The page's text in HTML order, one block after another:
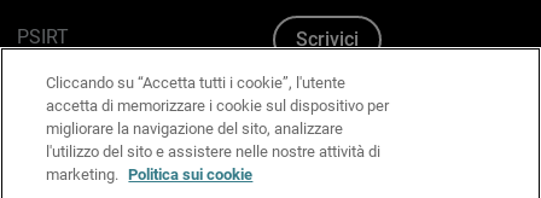
PSIRT
Politica sui cookie
Informativa sulla privacy
Kit Media & Brand
Scrivici
Cliccando su “Accetta tutti i cookie”, l'utente
accetta di memorizzare i cookie sul dispositivo per
migliorare la navigazione del sito, analizzare
l'utilizzo del sito e assistere nelle nostre attività di
marketing. Politica sui cookie